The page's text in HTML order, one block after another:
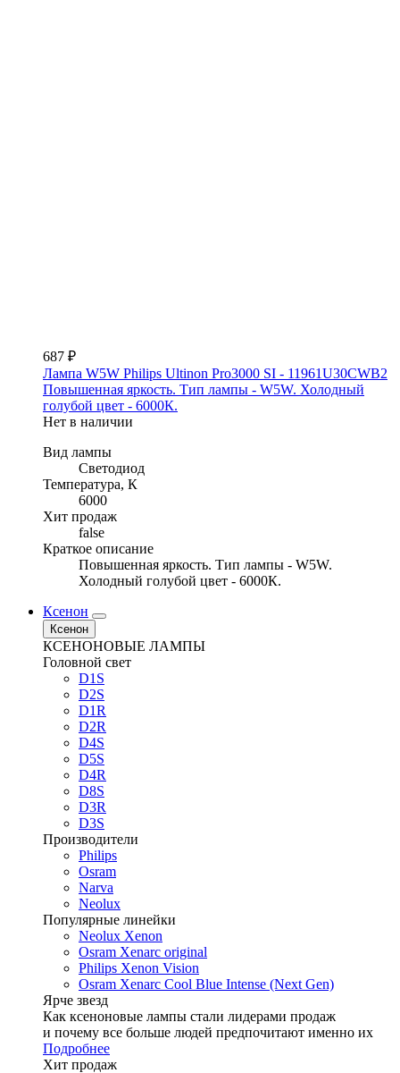
687 ₽
Лампа W5W Philips Ultinon Pro3000 SI - 11961U30CWB2
Повышенная яркость. Тип лампы - W5W. Холодный
голубой цвет - 6000К.
Нет в наличии
Вид лампы
Светодиод
Температура, К
6000
Хит продаж
false
Краткое описание
Повышенная яркость. Тип лампы - W5W.
Холодный голубой цвет - 6000К.
Ксенон
Ксенон
КСЕНОНОВЫЕ ЛАМПЫ
Головной свет
D1S
D2S
D1R
D2R
D4S
D5S
D4R
D8S
D3R
D3S
Производители
Philips
Osram
Narva
Neolux
Популярные линейки
Neolux Xenon
Osram Xenarc original
Philips Xenon Vision
Osram Xenarc Cool Blue Intense (Next Gen)
Ярче звезд
Как ксеноновые лампы стали лидерами продаж
и почему все больше людей предпочитают именно их
Подробнее
Хит продаж